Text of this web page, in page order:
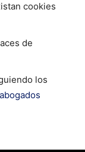
cookies
de
los
abogados